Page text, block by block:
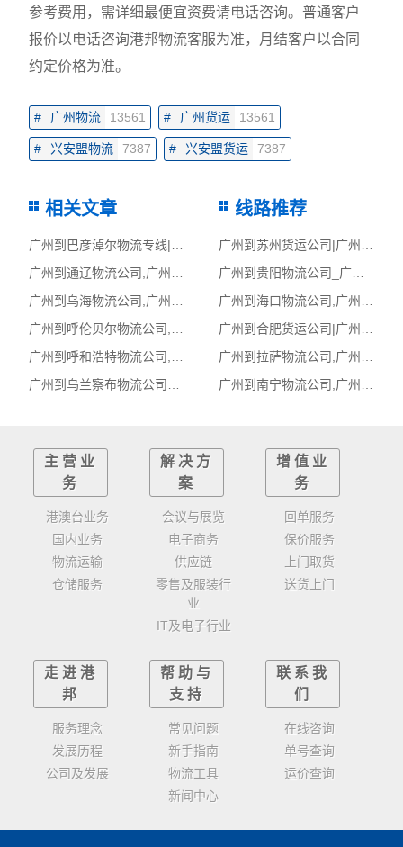
参考费用，需详细最便宜资费请电话咨询。普通客户
报价以电话咨询港邦物流客服为准，月结客户以合同
约定价格为准。
# 广州物流 13561 # 广州货运 13561
# 兴安盟物流 7387 # 兴安盟货运 7387
相关文章 线路推荐
主营业
务
港澳台业务
国内业务
物流运输
仓储服务
解决方
案
会议与展览
电子商务
供应链
零售及服装行
业
IT及电子行业
增值业
务
回单服务
保价服务
上门取货
送货上门
走进港
邦
服务理念
发展历程
公司及发展
帮助与
支持
常见问题
新手指南
物流工具
新闻中心
联系我
们
在线咨询
单号查询
运价查询